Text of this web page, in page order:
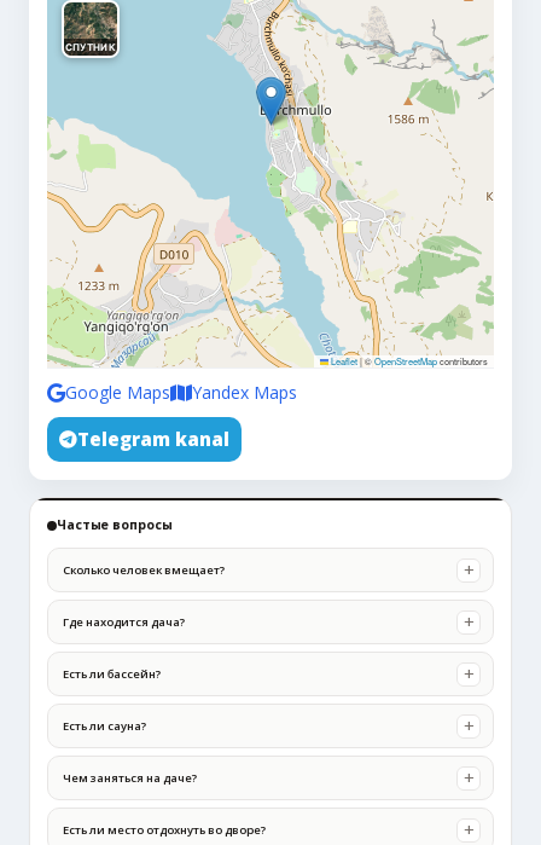
СПУТНИК
Leaflet|©OpenStreetMapcontributors
Google Maps Yandex Maps
Telegram kanal
Частые вопросы
Сколько человек вмещает?
Где находится дача?
Есть ли бассейн?
Есть ли сауна?
Чем заняться на даче?
Есть ли место отдохнуть во дворе?